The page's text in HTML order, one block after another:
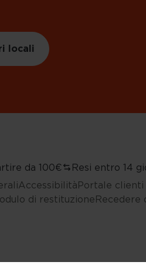
locali
da 100€ Resi entro 14
AccessibilitàPortale clienti
di restituzioneRecedere